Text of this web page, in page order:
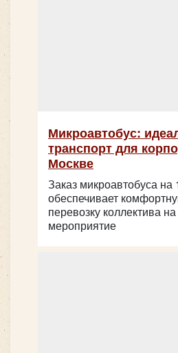
Микроавтобус:
транспорт для
Москве
Заказ микроавтобуса на
обеспечивает
перевозку коллектива
мероприятие